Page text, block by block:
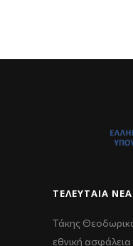
ΤΕΛΕΥΤΑΊΑ ΝΈΑ
Τάκης
εθνική